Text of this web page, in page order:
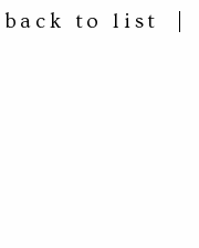
back to list